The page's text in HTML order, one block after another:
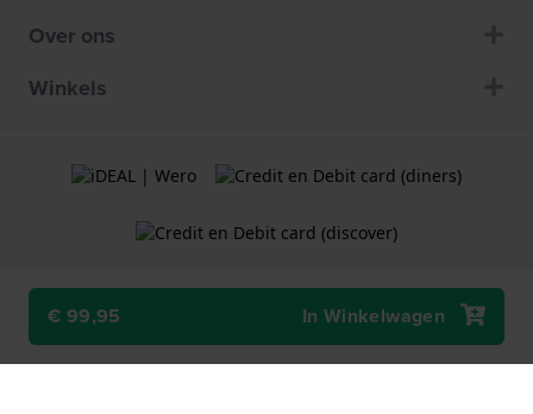
€ 99,95 In Winkelwagen
Over ons
Winkels